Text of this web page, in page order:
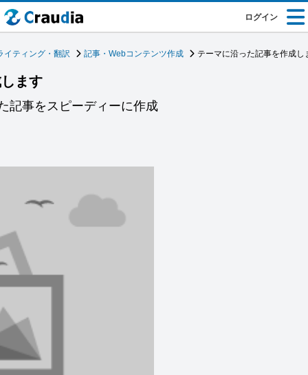
ログイン
イティング・翻訳 記事・Webコンテンツ作成 テーマに沿った記事を作成し
ます
記事をスピーディーに作成